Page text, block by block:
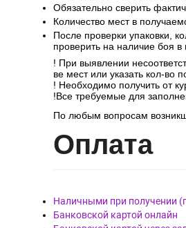
Обязательно сверить
Количество мест в
После проверки упаковки,
проверить на наличие боя в
! При выявлении
ве мест или указать кол-во
! Необходимо получить от
!Все требуемые для
По любым вопросам
Оплата
Наличными при получении
Банковской картой онлайн